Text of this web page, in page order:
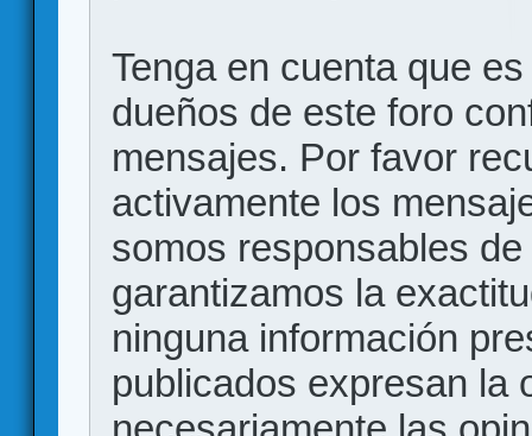
Tenga en cuenta que
dueños de este foro
mensajes. Por favor
activamente los
somos responsables
garantizamos la
ninguna información
publicados expresan la